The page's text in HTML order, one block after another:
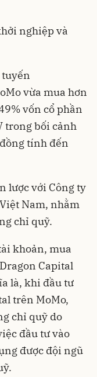
nghiệp và
tuyến
vừa mua hơn
vốn cổ phần
trong bối cảnh
tính đến
lược với Công ty
Nam, nhằm
chỉ quỹ.
khoản, mua
Capital
là, khi đầu tư
trên MoMo,
chỉ quỹ do
đầu tư vào
được đội ngũ